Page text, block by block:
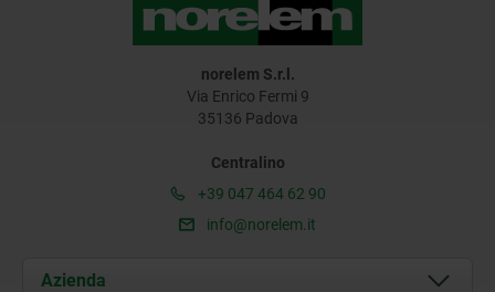
norelem S.r.l.
Via Enrico Fermi 9
35136 Padova
Centralino
+39 047 464 62 90
info@norelem.it
Azienda